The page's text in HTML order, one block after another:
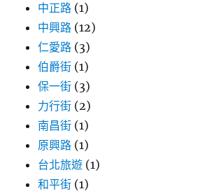
中正路 (1)
中興路 (12)
仁愛路 (3)
伯爵街 (1)
保一街 (3)
力行街 (2)
南昌街 (1)
原興路 (1)
台北旅遊 (1)
和平街 (1)